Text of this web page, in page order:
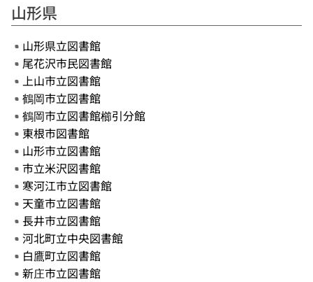
山形県
山形県立図書館
尾花沢市民図書館
上山市立図書館
鶴岡市立図書館
鶴岡市立図書館櫛引分館
東根市図書館
山形市立図書館
市立米沢図書館
寒河江市立図書館
天童市立図書館
長井市立図書館
河北町立中央図書館
白鷹町立図書館
新庄市立図書館